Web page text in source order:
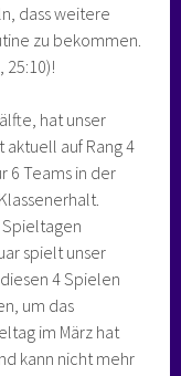
dass weitere
zu bekommen.
25:10)!
hat unser
auf Rang 4
6 Teams in der
spielt unser
4 Spielen
um das
im März hat
kann nicht mehr